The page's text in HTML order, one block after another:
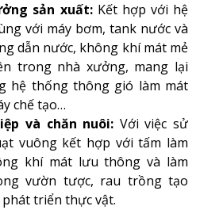
sản xuất:Kết hợp với hệ
với máy bơm, tank nước và
dẫn nước, không khí mát mẻ
trong nhà xưởng, mang lại
hệ thống thông gió làm mát
chế tạo…
và chăn nuôi: Với việc sử
vuông kết hợp với tấm làm
khí mát lưu thông và làm
vườn tược, rau trồng tạo
triển thực vật.